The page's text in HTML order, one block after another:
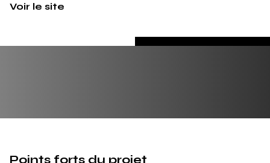
Voir le site
Points forts du projet